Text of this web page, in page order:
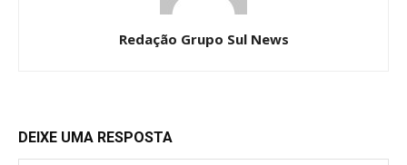
Redação Grupo Sul News
DEIXE UMA RESPOSTA